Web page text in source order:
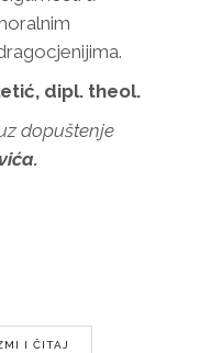
dipl. theol.
dopuštenje
I ČITAJ